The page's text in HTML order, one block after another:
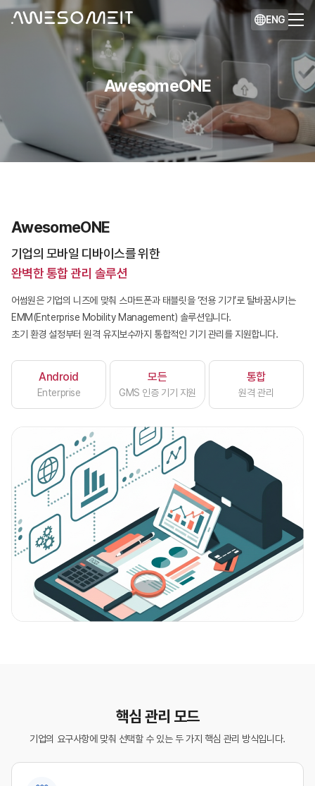
ENG
AwesomeONE
AwesomeONE
기업의 모바일 디바이스를 위한
완벽한 통합 관리 솔루션
어썸원은 기업의 니즈에 맞춰 스마트폰과 태블릿을 ‘전용 기기’로 탈바꿈시키는
EMM(Enterprise Mobility Management) 솔루션입니다.
초기 환경 설정부터 원격 유지보수까지 통합적인 기기 관리를 지원합니다.
Android
Enterprise
모든
GMS 인증 기기 지원
통합
원격 관리
핵심 관리 모드
기업의 요구사항에 맞춰 선택할 수 있는 두 가지 핵심 관리 방식입니다.